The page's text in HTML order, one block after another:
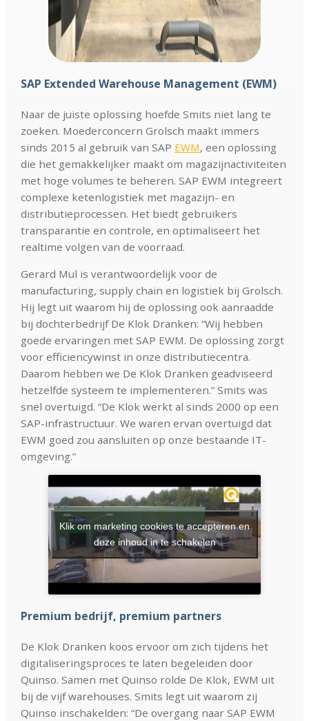
SAP Extended Warehouse Management (EWM)
Naar de juiste oplossing hoefde Smits niet lang te
zoeken. Moederconcern Grolsch maakt immers
sinds 2015 al gebruik van SAP EWM, een oplossing
die het gemakkelijker maakt om magazijnactiviteiten
met hoge volumes te beheren. SAP EWM integreert
complexe ketenlogistiek met magazijn- en
distributieprocessen. Het biedt gebruikers
transparantie en controle, en optimaliseert het
realtime volgen van de voorraad.
Gerard Mul is verantwoordelijk voor de
manufacturing, supply chain en logistiek bij Grolsch.
Hij legt uit waarom hij de oplossing ook aanraadde
bij dochterbedrijf De Klok Dranken: “Wij hebben
goede ervaringen met SAP EWM. De oplossing zorgt
voor efficiencywinst in onze distributiecentra.
Daarom hebben we De Klok Dranken geadviseerd
hetzelfde systeem te implementeren.” Smits was
snel overtuigd. “De Klok werkt al sinds 2000 op een
SAP-infrastructuur. We waren ervan overtuigd dat
EWM goed zou aansluiten op onze bestaande IT-
omgeving.”
Klik om marketing cookies te accepteren en
deze inhoud in te schakelen
Premium bedrijf, premium partners
De Klok Dranken koos ervoor om zich tijdens het
digitaliseringsproces te laten begeleiden door
Quinso. Samen met Quinso rolde De Klok, EWM uit
bij de vijf warehouses. Smits legt uit waarom zij
Quinso inschakelden: “De overgang naar SAP EWM